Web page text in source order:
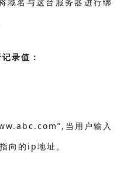
录值：
当用户输入
向的ip地址。